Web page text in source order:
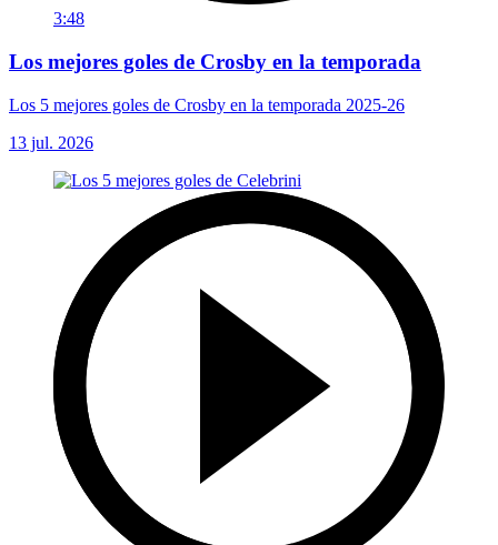
3:48
Los mejores goles de Crosby en la temporada
Los 5 mejores goles de Crosby en la temporada 2025-26
13 jul. 2026